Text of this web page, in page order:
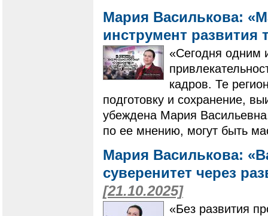
Мария Василькова:
инструмент развития
«Сегодня одним
кадров. Те
подготовку и сохранение,
убеждена Мария
по ее мнению, могут быть
Мария Василькова:
суверенитет через
[21.10.2025]
«Без развития